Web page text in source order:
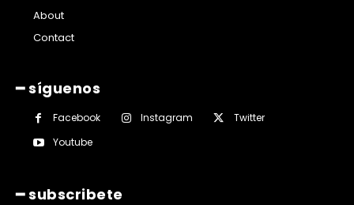
About
Contact
━ síguenos
Facebook Instagram
Twitter
Youtube
━ subscribete